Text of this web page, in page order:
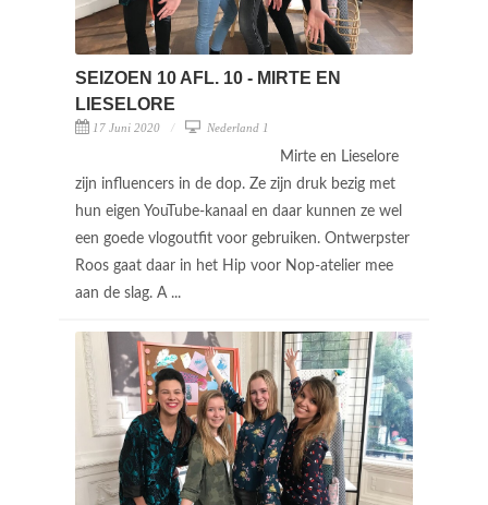
SEIZOEN 10 AFL. 10 - MIRTE EN
LIESELORE
17 Juni 2020 Nederland 1
Mirte en Lieselore
zijn influencers in de dop. Ze zijn druk bezig met
hun eigen YouTube-kanaal en daar kunnen ze wel
een goede vlogoutfit voor gebruiken. Ontwerpster
Roos gaat daar in het Hip voor Nop-atelier mee
aan de slag. A ...